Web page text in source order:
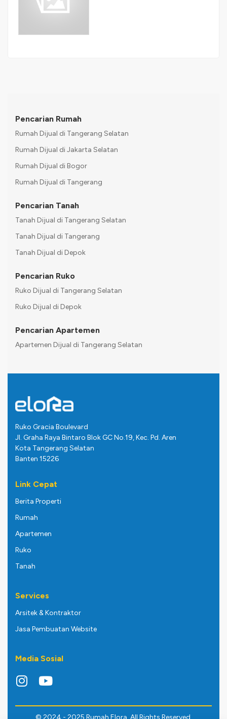
Pencarian Rumah
Rumah Dijual di Tangerang Selatan
Rumah Dijual di Jakarta Selatan
Rumah Dijual di Bogor
Rumah Dijual di Tangerang
Pencarian Tanah
Tanah Dijual di Tangerang Selatan
Tanah Dijual di Tangerang
Tanah Dijual di Depok
Pencarian Ruko
Ruko Dijual di Tangerang Selatan
Ruko Dijual di Depok
Pencarian Apartemen
Apartemen Dijual di Tangerang Selatan
Ruko Gracia Boulevard
Jl. Graha Raya Bintaro Blok GC No.19, Kec. Pd. Aren
Kota Tangerang Selatan
Banten 15226
Link Cepat
Berita Properti
Rumah
Apartemen
Ruko
Tanah
Services
Arsitek & Kontraktor
Jasa Pembuatan Website
Media Sosial